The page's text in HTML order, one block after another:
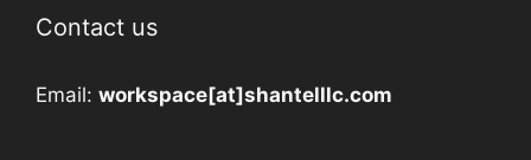
Contact us
Email: workspace[at]shantelllc.com